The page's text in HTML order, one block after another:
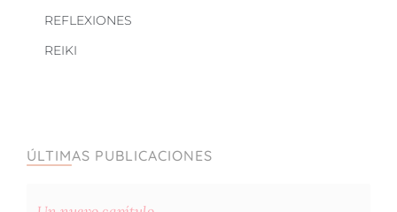
REFLEXIONES
REIKI
ÚLTIMAS PUBLICACIONES